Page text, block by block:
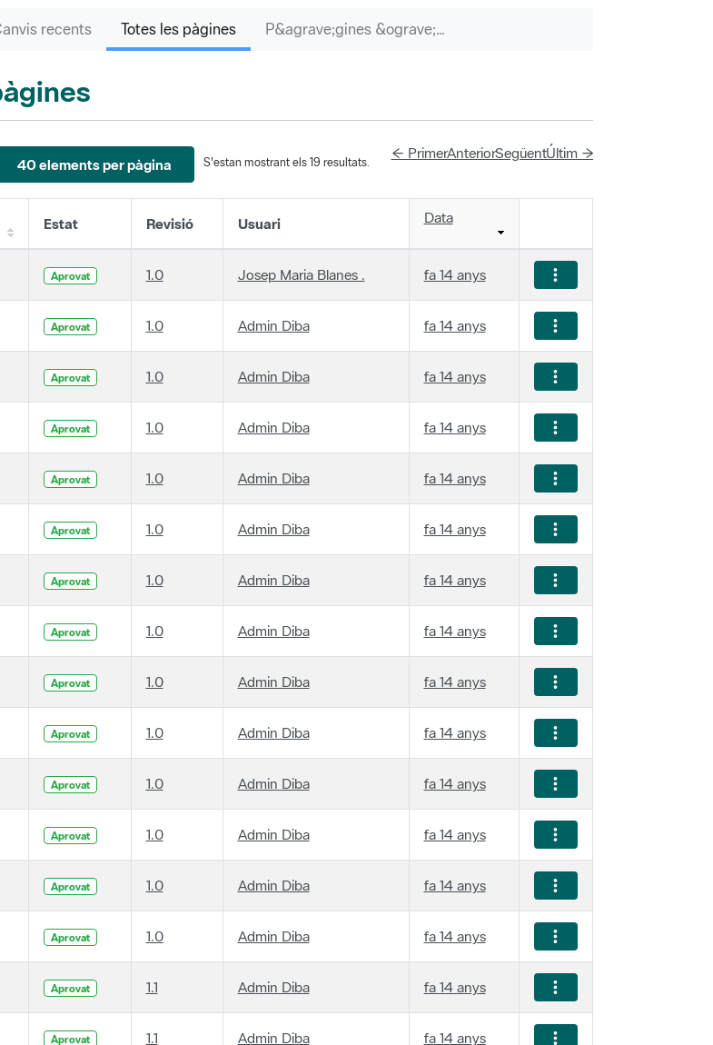
40 elements per pàgina
Estat Revisió Usuari Data
1.0 Josep Maria Blanes . fa 14 anys
Aprovat 1.0 Admin Diba fa 14 anys
1.0 Admin Diba fa 14 anys
Aprovat 1.0 Admin Diba fa 14 anys
1.0 Admin Diba fa 14 anys
Aprovat 1.0 Admin Diba fa 14 anys
1.0 Admin Diba fa 14 anys
Aprovat 1.0 Admin Diba fa 14 anys
1.0 Admin Diba fa 14 anys
Aprovat 1.0 Admin Diba fa 14 anys
1.0 Admin Diba fa 14 anys
Aprovat 1.0 Admin Diba fa 14 anys
1.0 Admin Diba fa 14 anys
Aprovat 1.0 Admin Diba fa 14 anys
1.1 Admin Diba fa 14 anys
Aprovat 1.1 Admin Diba fa 14 anys